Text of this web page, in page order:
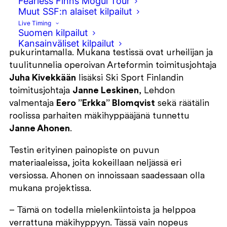
Muut SSF:n alaiset kilpailut
Live Timing
Suomen kilpailut
Kansainväliset kilpailut
Ski Sport Finland on olympiavuoden kunniaksi
käynnistänyt projektin yhdessä Olympiakomitean
kanssa, jonka tavoitteena on hakea kilpailuetua
pukurintamalla. Mukana testissä ovat urheilijan ja
tuulitunnelia operoivan Arteformin toimitusjohtaja
Juha Kivekkään lisäksi Ski Sport Finlandin
toimitusjohtaja Janne Leskinen, Lehdon
valmentaja Eero ”Erkka” Blomqvist sekä räätälin
roolissa parhaiten mäkihyppääjänä tunnettu
Janne Ahonen.
Testin erityinen painopiste on puvun
materiaaleissa, joita kokeillaan neljässä eri
versiossa. Ahonen on innoissaan saadessaan olla
mukana projektissa.
– Tämä on todella mielenkiintoista ja helppoa
verrattuna mäkihyppyyn. Tässä vain nopeus